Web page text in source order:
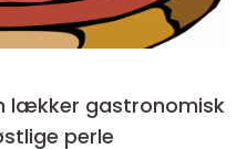
lækker gastronomisk
perle